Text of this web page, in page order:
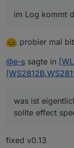
im Log kommt
probier mal
@e-s sagte in
was ist
sollte effect
fixed v0.13